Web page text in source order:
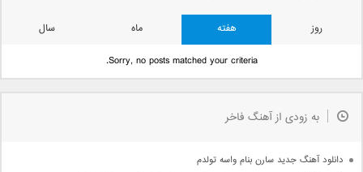
روز هفته ماه
سال
Sorry, no posts matched your criteria.
به زودی از آهنگ فاخر
دانلود آهنگ جدید سارن بنام واسه تولدم